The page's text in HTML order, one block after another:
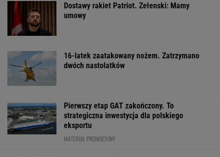
Dostawy rakiet Patriot. Zełenski: Mamy
umowy
16-latek zaatakowany nożem. Zatrzymano
dwóch nastolatków
Pierwszy etap GAT zakończony. To
strategiczna inwestycja dla polskiego
eksportu
MATERIAŁ PROMOCYJNY